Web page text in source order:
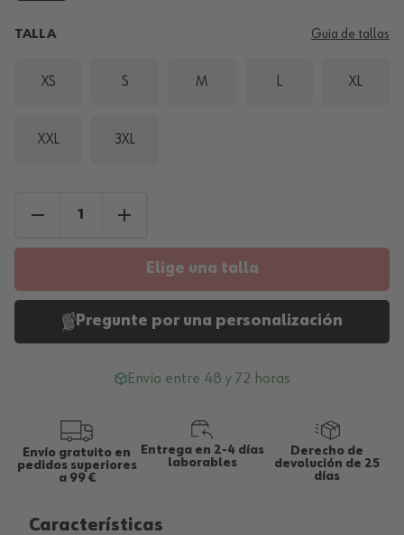
TALLA Guía de tallas
XS S M L XL
XXL 3XL
Elige una talla
Pregunte por una personalización
Envío entre 48 y 72 horas
Envío gratuito en
pedidos superiores
a 99 €
Entrega en 2-4 días
laborables
Derecho de
devolución de 25
días
Características